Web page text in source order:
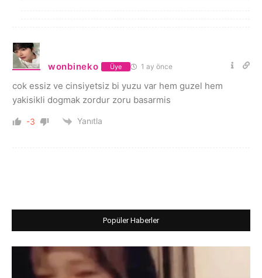
wonbineko Üye 1 ay önce
cok essiz ve cinsiyetsiz bi yuzu var hem guzel hem
yakisikli dogmak zordur zoru basarmis
-3 Yanıtla
Popüler Haberler